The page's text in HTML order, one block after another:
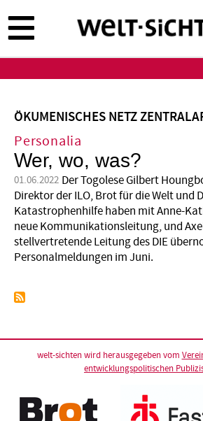
zum
Inhalt
ÖKUMENISCHES NETZ
Personalia
Wer, wo, was?
01.06.2022 Der Togolese Gilbert
Direktor der ILO, Brot für die Welt und
Katastrophenhilfe haben mit Anne-
neue Kommunikationsleitung, und
stellvertretende Leitung des DIE
Personalmeldungen im Juni.
welt-sichten wird herausgegeben vom
entwicklungspolitischen